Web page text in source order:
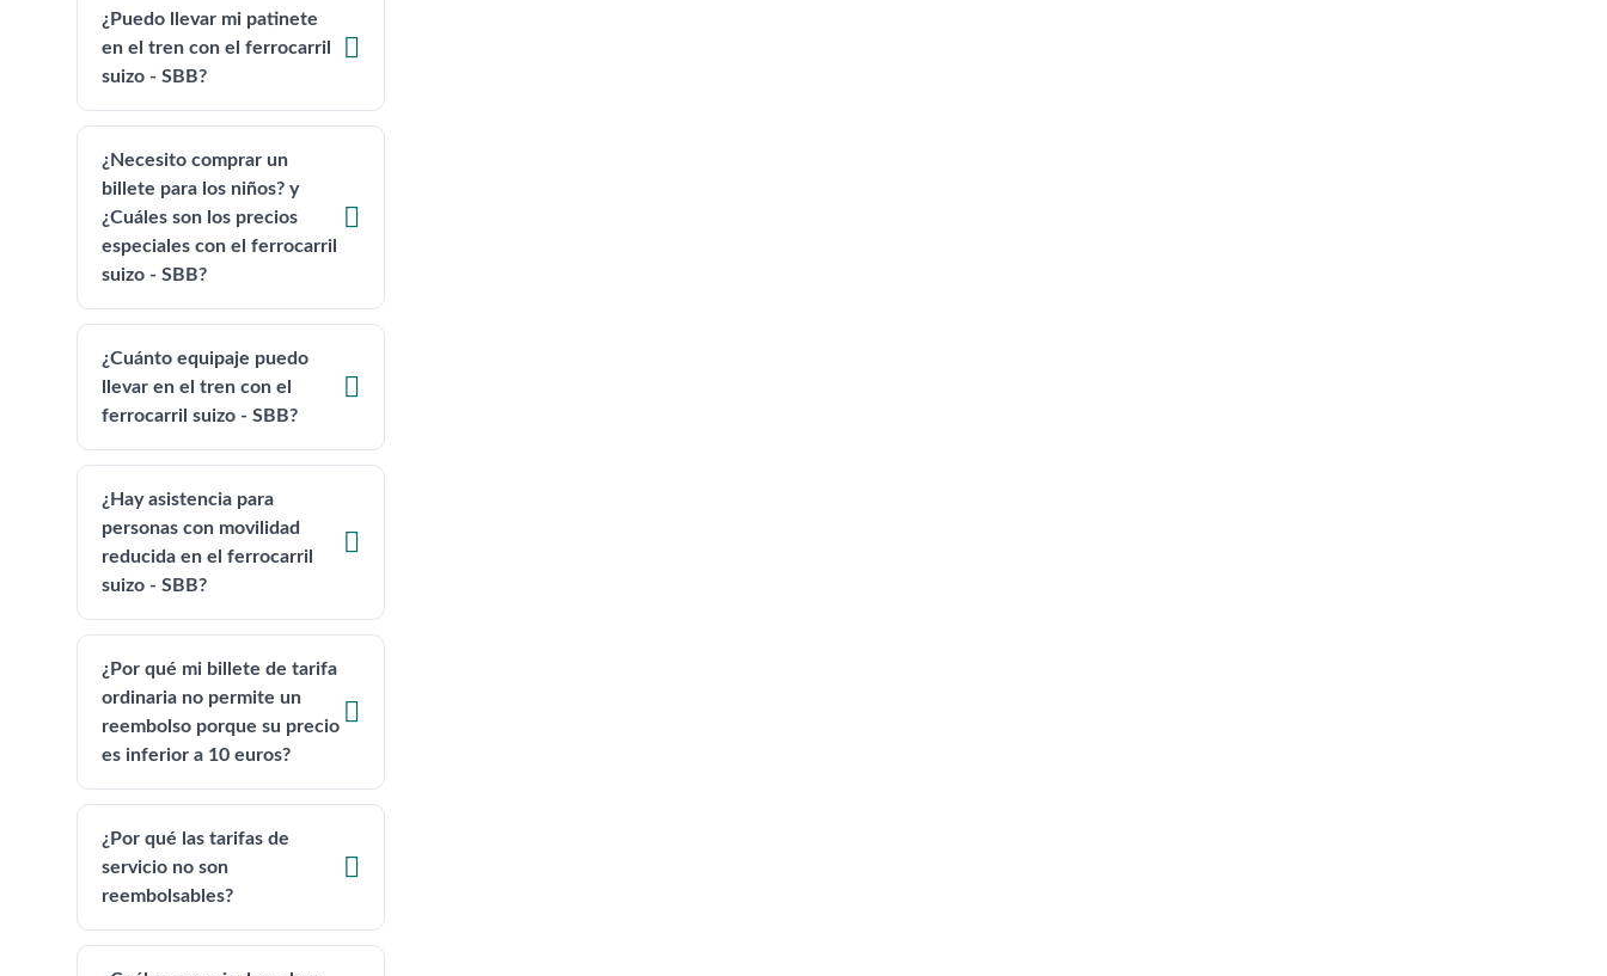
¿Puedo llevar mi patinete
en el tren con el ferrocarril
suizo - SBB?

¿Necesito comprar un
billete para los niños? y
¿Cuáles son los precios
especiales con el ferrocarril
suizo - SBB?

¿Cuánto equipaje puedo
llevar en el tren con el
ferrocarril suizo - SBB?

¿Hay asistencia para
personas con movilidad
reducida en el ferrocarril
suizo - SBB?

¿Por qué mi billete de tarifa
ordinaria no permite un
reembolso porque su precio
es inferior a 10 euros?

¿Por qué las tarifas de
servicio no son
reembolsables?
